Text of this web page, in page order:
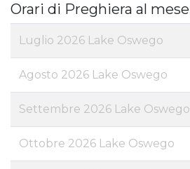
Orari di Preghiera al mese
Luglio 2026 Lake Oswego
Agosto 2026 Lake Oswego
Settembre 2026 Lake Oswego
Ottobre 2026 Lake Oswego